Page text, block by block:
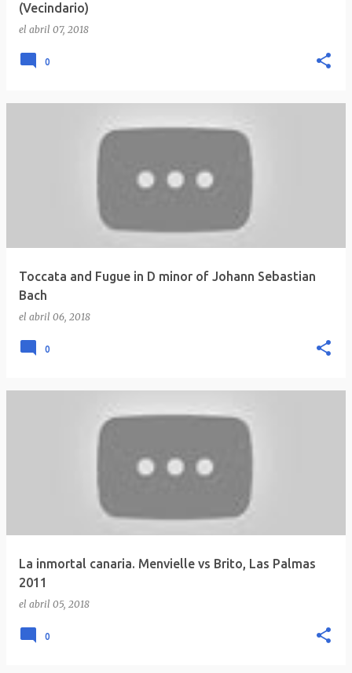
(Vecindario)
el abril 07, 2018
0
Toccata and Fugue in D minor of Johann Sebastian
Bach
el abril 06, 2018
0
La inmortal canaria. Menvielle vs Brito, Las Palmas
2011
el abril 05, 2018
0